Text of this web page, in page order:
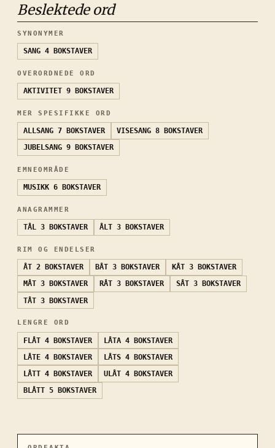
Beslektede ord
SYNONYMER
SANG 4 BOKSTAVER
OVERORDNEDE ORD
AKTIVITET 9 BOKSTAVER
MER SPESIFIKKE ORD
ALLSANG 7 BOKSTAVER VISESANG 8 BOKSTAVER
JUBELSANG 9 BOKSTAVER
EMNEOMRÅDE
MUSIKK 6 BOKSTAVER
ANAGRAMMER
TÅL 3 BOKSTAVER ÅLT 3 BOKSTAVER
RIM OG ENDELSER
ÅT 2 BOKSTAVER BÅT 3 BOKSTAVER KÅT 3 BOKSTAVER
MÅT 3 BOKSTAVER RÅT 3 BOKSTAVER SÅT 3 BOKSTAVER
TÅT 3 BOKSTAVER
LENGRE ORD
FLÅT 4 BOKSTAVER LÅTA 4 BOKSTAVER
LÅTE 4 BOKSTAVER LÅTS 4 BOKSTAVER
LÅTT 4 BOKSTAVER ULÅT 4 BOKSTAVER
BLÅTT 5 BOKSTAVER